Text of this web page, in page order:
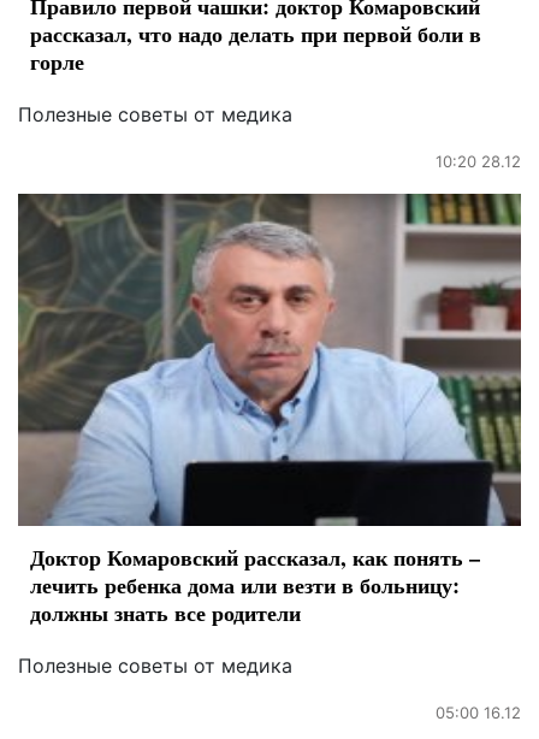
Правило первой чашки: доктор Комаровский
рассказал, что надо делать при первой боли в
горле
Полезные советы от медика
10:20 28.12
Доктор Комаровский рассказал, как понять –
лечить ребенка дома или везти в больницу:
должны знать все родители
Полезные советы от медика
05:00 16.12